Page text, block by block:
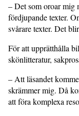
– Det som oroar mig
fördjupande texter.
svårare texter. Det
För att upprätthålla
skönlitteratur,
– Att läsandet
skrämmer mig. Då
att föra komplexa